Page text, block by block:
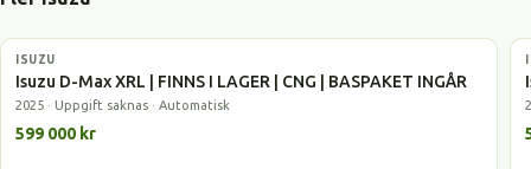
Gasbil
ISUZU
Isuzu D-Max XRL | FINNS I LAGER | CNG | BASPAKET INGÅR
2025 · Uppgift saknas · Automatisk
599 000 kr